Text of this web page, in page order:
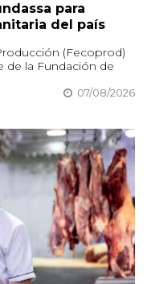
para
del país
(Fecoprod)
de la Fundación de
07/08/2026